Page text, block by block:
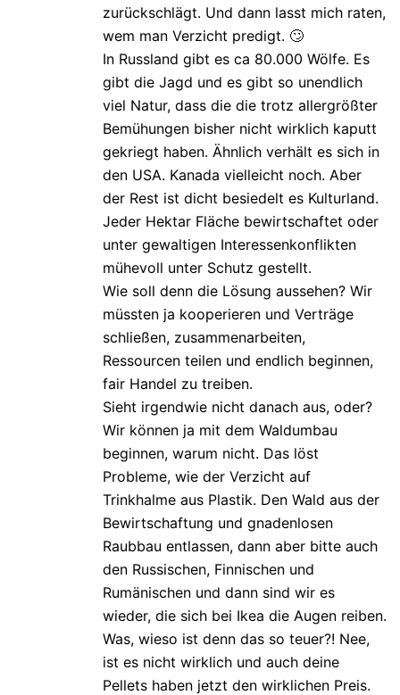
zurückschlägt. Und dann lasst mich raten,
wem man Verzicht predigt. 🙄
In Russland gibt es ca 80.000 Wölfe. Es
gibt die Jagd und es gibt so unendlich
viel Natur, dass die die trotz allergrößter
Bemühungen bisher nicht wirklich kaputt
gekriegt haben. Ähnlich verhält es sich in
den USA. Kanada vielleicht noch. Aber
der Rest ist dicht besiedelt es Kulturland.
Jeder Hektar Fläche bewirtschaftet oder
unter gewaltigen Interessenkonflikten
mühevoll unter Schutz gestellt.
Wie soll denn die Lösung aussehen? Wir
müssten ja kooperieren und Verträge
schließen, zusammenarbeiten,
Ressourcen teilen und endlich beginnen,
fair Handel zu treiben.
Sieht irgendwie nicht danach aus, oder?
Wir können ja mit dem Waldumbau
beginnen, warum nicht. Das löst
Probleme, wie der Verzicht auf
Trinkhalme aus Plastik. Den Wald aus der
Bewirtschaftung und gnadenlosen
Raubbau entlassen, dann aber bitte auch
den Russischen, Finnischen und
Rumänischen und dann sind wir es
wieder, die sich bei Ikea die Augen reiben.
Was, wieso ist denn das so teuer?! Nee,
ist es nicht wirklich und auch deine
Pellets haben jetzt den wirklichen Preis.